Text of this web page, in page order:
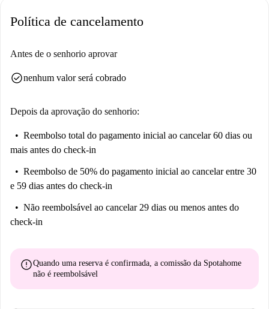
Política de cancelamento
Antes de o senhorio aprovar
check_circlenenhum valor será cobrado
Depois da aprovação do senhorio:
Reembolso total do pagamento inicial ao cancelar 60 dias ou
mais antes do check-in
Reembolso de 50% do pagamento inicial ao cancelar entre 30
e 59 dias antes do check-in
Não reembolsável ao cancelar 29 dias ou menos antes do
check-in
errorQuando uma reserva é confirmada, a comissão da Spotahome
não é reembolsável